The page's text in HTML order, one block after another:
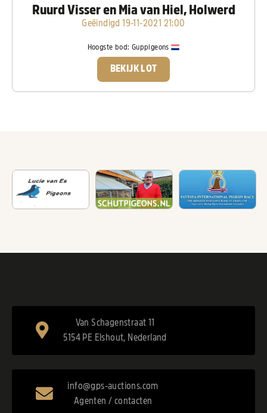
Ruurd Visser en Mia van Hiel, Holwerd
Geëindigd 19-11-2021 21:00
Hoogste bod: Guppigeons
BEKIJK LOT
Van Schagenstraat 11
5154 PE Elshout, Nederland
info@gps-auctions.com
Agenten / contacten